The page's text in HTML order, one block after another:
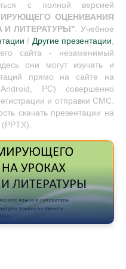
с полной версией
ОЦЕНИВАНИЯ
И ЛИТЕРАТУРЫ". Учебное
/ Другие презентации,
сайта - незаменимый
они могут изучать и
прямо на сайте на
PC) совершенно
и отправки СМС.
скачать презентации на